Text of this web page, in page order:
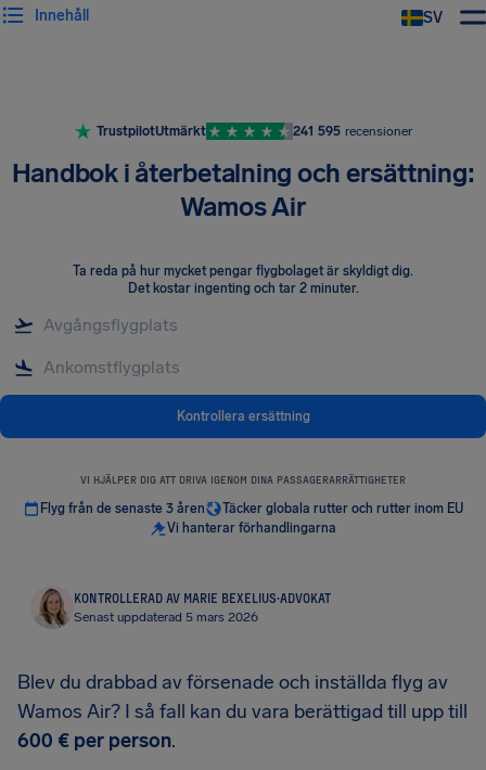
SV
Innehåll
TrustpilotUtmärkt 241 595 recensioner
Handbok i återbetalning och ersättning:
Wamos Air
Ta reda på hur mycket pengar flygbolaget är skyldigt dig.
Det kostar ingenting och tar 2 minuter.
Kontrollera ersättning
VI HJÄLPER DIG ATT DRIVA IGENOM DINA PASSAGERARRÄTTIGHETER
Flyg från de senaste 3 åren
Täcker globala rutter och rutter inom EU
Vi hanterar förhandlingarna
KONTROLLERAD AV MARIE BEXELIUS·ADVOKAT
Senast uppdaterad 5 mars 2026
Blev du drabbad av försenade och inställda flyg av
Wamos Air? I så fall kan du vara berättigad till upp till
600 € per person.